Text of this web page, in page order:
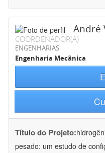
André
COORDENADOR(A)
ENGENHARIAS
Engenharia Mecânica
Título do Projeto:
pesado: um estudo de